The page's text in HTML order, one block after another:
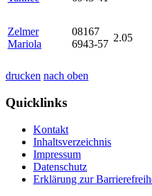
Zelmer
Mariola
08167
6943-57
2.05
drucken nach oben
Quicklinks
Kontakt
Inhaltsverzeichnis
Impressum
Datenschutz
Erklärung zur